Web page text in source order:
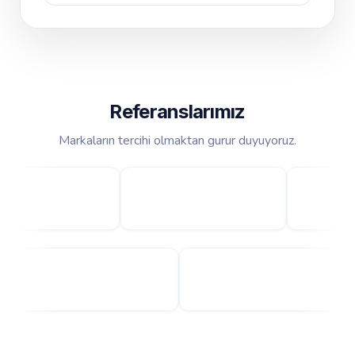
Referanslarımız
Markaların tercihi olmaktan gurur duyuyoruz.